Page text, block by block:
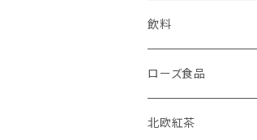
飲料
ローズ食品
北欧紅茶